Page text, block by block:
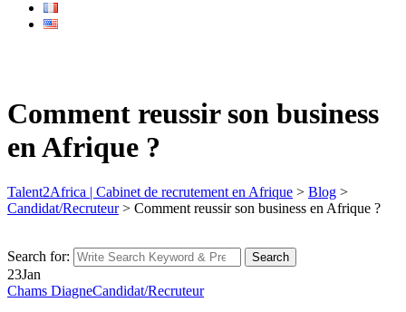
Comment reussir son business
en Afrique ?
Talent2Africa | Cabinet de recrutement en Afrique > Blog >
Candidat/Recruteur> Comment reussir son business en Afrique ?
Search for: Search
23Jan
Chams DiagneCandidat/Recruteur